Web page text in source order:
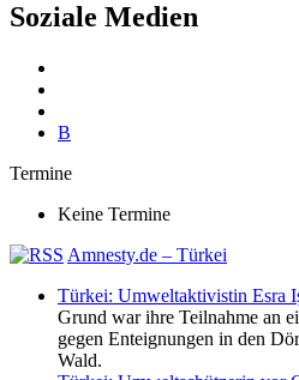
Soziale Medien
B
Termine
Keine Termine
Amnesty.de – Türkei
Türkei: Umweltaktivistin Esra
Grund war ihre Teilnahme an
gegen Enteignungen in den
Wald.